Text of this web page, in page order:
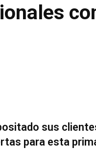
sus
para esta